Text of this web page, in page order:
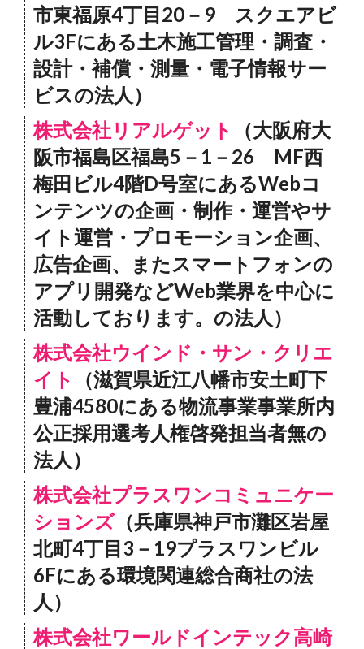
市東福原4丁目20－9 スクエアビ
ル3Fにある土木施工管理・調査・
設計・補償・測量・電子情報サー
ビスの法人）
株式会社リアルゲット
（大阪府大
阪市福島区福島5－1－26 MF西
梅田ビル4階D号室にあるWebコ
ンテンツの企画・制作・運営やサ
イト運営・プロモーション企画、
広告企画、またスマートフォンの
アプリ開発などWeb業界を中心に
活動しております。の法人）
株式会社ウインド・サン・クリエ
イト
（滋賀県近江八幡市安土町下
豊浦4580にある物流事業事業所内
公正採用選考人権啓発担当者無の
法人）
株式会社プラスワンコミュニケー
ションズ（兵庫県神戸市灘区岩屋
北町4丁目3－19プラスワンビル
6Fにある環境関連総合商社の法
人）
株式会社ワールドインテック高崎